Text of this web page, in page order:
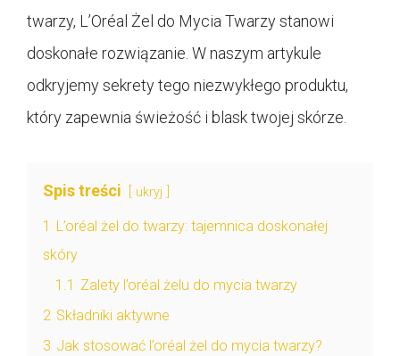
twarzy, L’Oréal Żel do Mycia Twarzy stanowi
doskonałe rozwiązanie. W naszym artykule
odkryjemy sekrety tego niezwykłego produktu,
który zapewnia świeżość i blask twojej skórze.
Spis treści ukryj
1
L’oréal żel do twarzy: tajemnica doskonałej
skóry
1.1 Zalety l’oréal żelu do mycia twarzy
2 Składniki aktywne
3 Jak stosować l’oréal żel do mycia twarzy?